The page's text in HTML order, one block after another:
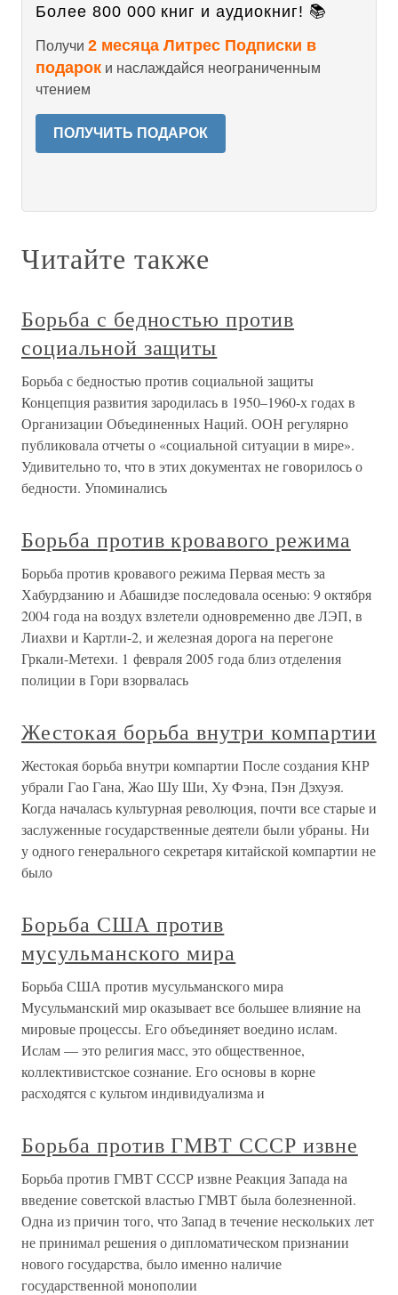
Более 800 000 книг и аудиокниг! 📚
Получи 2 месяца Литрес Подписки в
подарок и наслаждайся неограниченным
чтением
ПОЛУЧИТЬ ПОДАРОК
Читайте также
Борьба с бедностью против
социальной защиты
Борьба с бедностью против социальной защиты
Концепция развития зародилась в 1950–1960-х годах в
Организации Объединенных Наций. ООН регулярно
публиковала отчеты о «социальной ситуации в мире».
Удивительно то, что в этих документах не говорилось о
бедности. Упоминались
Борьба против кровавого режима
Борьба против кровавого режима Первая месть за
Хабурдзанию и Абашидзе последовала осенью: 9 октября
2004 года на воздух взлетели одновременно две ЛЭП, в
Лиахви и Картли-2, и железная дорога на перегоне
Гркали-Метехи. 1 февраля 2005 года близ отделения
полиции в Гори взорвалась
Жестокая борьба внутри компартии
Жестокая борьба внутри компартии После создания КНР
убрали Гао Гана, Жао Шу Ши, Ху Фэна, Пэн Дэхуэя.
Когда началась культурная революция, почти все старые и
заслуженные государственные деятели были убраны. Ни
у одного генерального секретаря китайской компартии не
было
Борьба США против
мусульманского мира
Борьба США против мусульманского мира
Мусульманский мир оказывает все большее влияние на
мировые процессы. Его объединяет воедино ислам.
Ислам — это религия масс, это общественное,
коллективистское сознание. Его основы в корне
расходятся с культом индивидуализма и
Борьба против ГМВТ СССР извне
Борьба против ГМВТ СССР извне Реакция Запада на
введение советской властью ГМВТ была болезненной.
Одна из причин того, что Запад в течение нескольких лет
не принимал решения о дипломатическом признании
нового государства, было именно наличие
государственной монополии